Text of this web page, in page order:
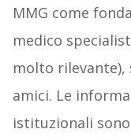
MMG come
medico
molto
amici. Le
istituzionali